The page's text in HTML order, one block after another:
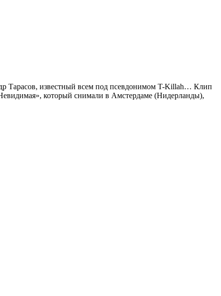
Тарасов, известный всем под псевдонимом T-Killah… Клип
который снимали в Амстердаме (Нидерланды),